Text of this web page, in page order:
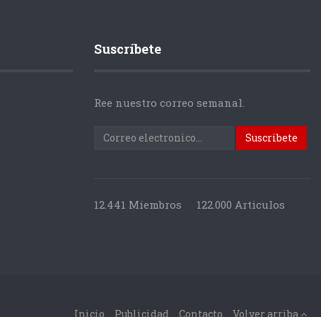
Suscríbete
Ree nuestro correo semanal.
12.441 Miembros 122.000 Articulos
Inicio Publicidad Contacto Volver arriba